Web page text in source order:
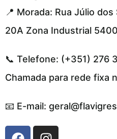
📍 Morada: Rua Júlio
20A Zona Industrial
📞 Telefone: (+351) 276
Chamada para rede fixa
📧 E-mail: